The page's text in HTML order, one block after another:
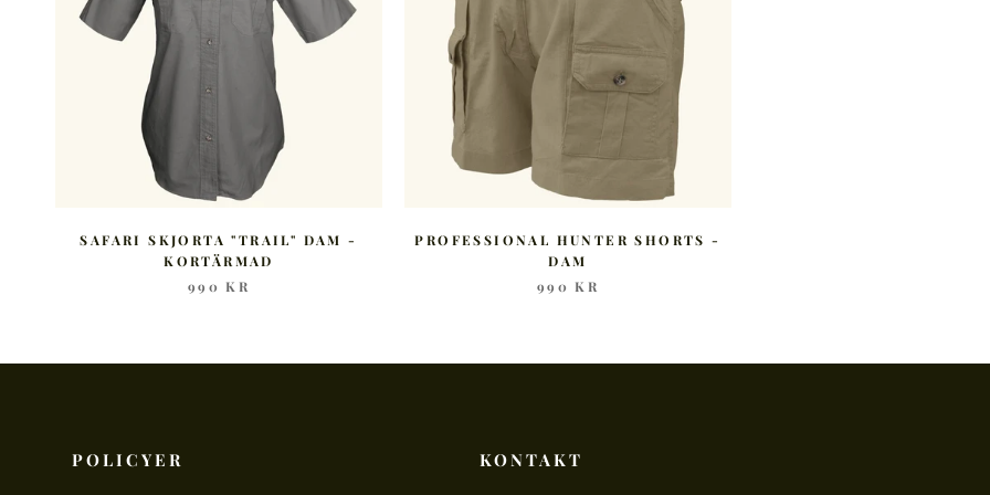
SAFARI SKJORTA "TRAIL" DAM -
KORTÄRMAD
990 KR
PROFESSIONAL HUNTER SHORTS -
DAM
990 KR
POLICYER KONTAKT